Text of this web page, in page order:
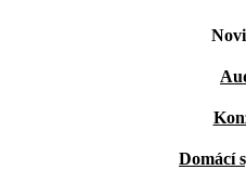
Domácí